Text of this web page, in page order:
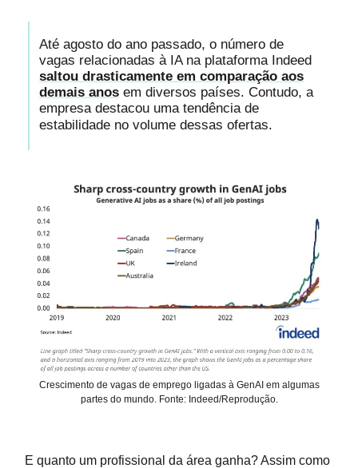
Até agosto do ano passado, o número de
vagas relacionadas à IA na plataforma Indeed
saltou drasticamente em comparação aos
demais anos em diversos países. Contudo, a
empresa destacou uma tendência de
estabilidade no volume dessas ofertas.
Crescimento de vagas de emprego ligadas à GenAI em algumas
partes do mundo. Fonte: Indeed/Reprodução.
E quanto um profissional da área ganha? Assim como